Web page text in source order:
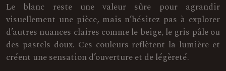
Le blanc reste une valeur sûre pour agrandir
visuellement une pièce, mais n’hésitez pas à explorer
d’autres nuances claires comme le beige, le gris pâle ou
des pastels doux. Ces couleurs reflètent la lumière et
créent une sensation d’ouverture et de légèreté.